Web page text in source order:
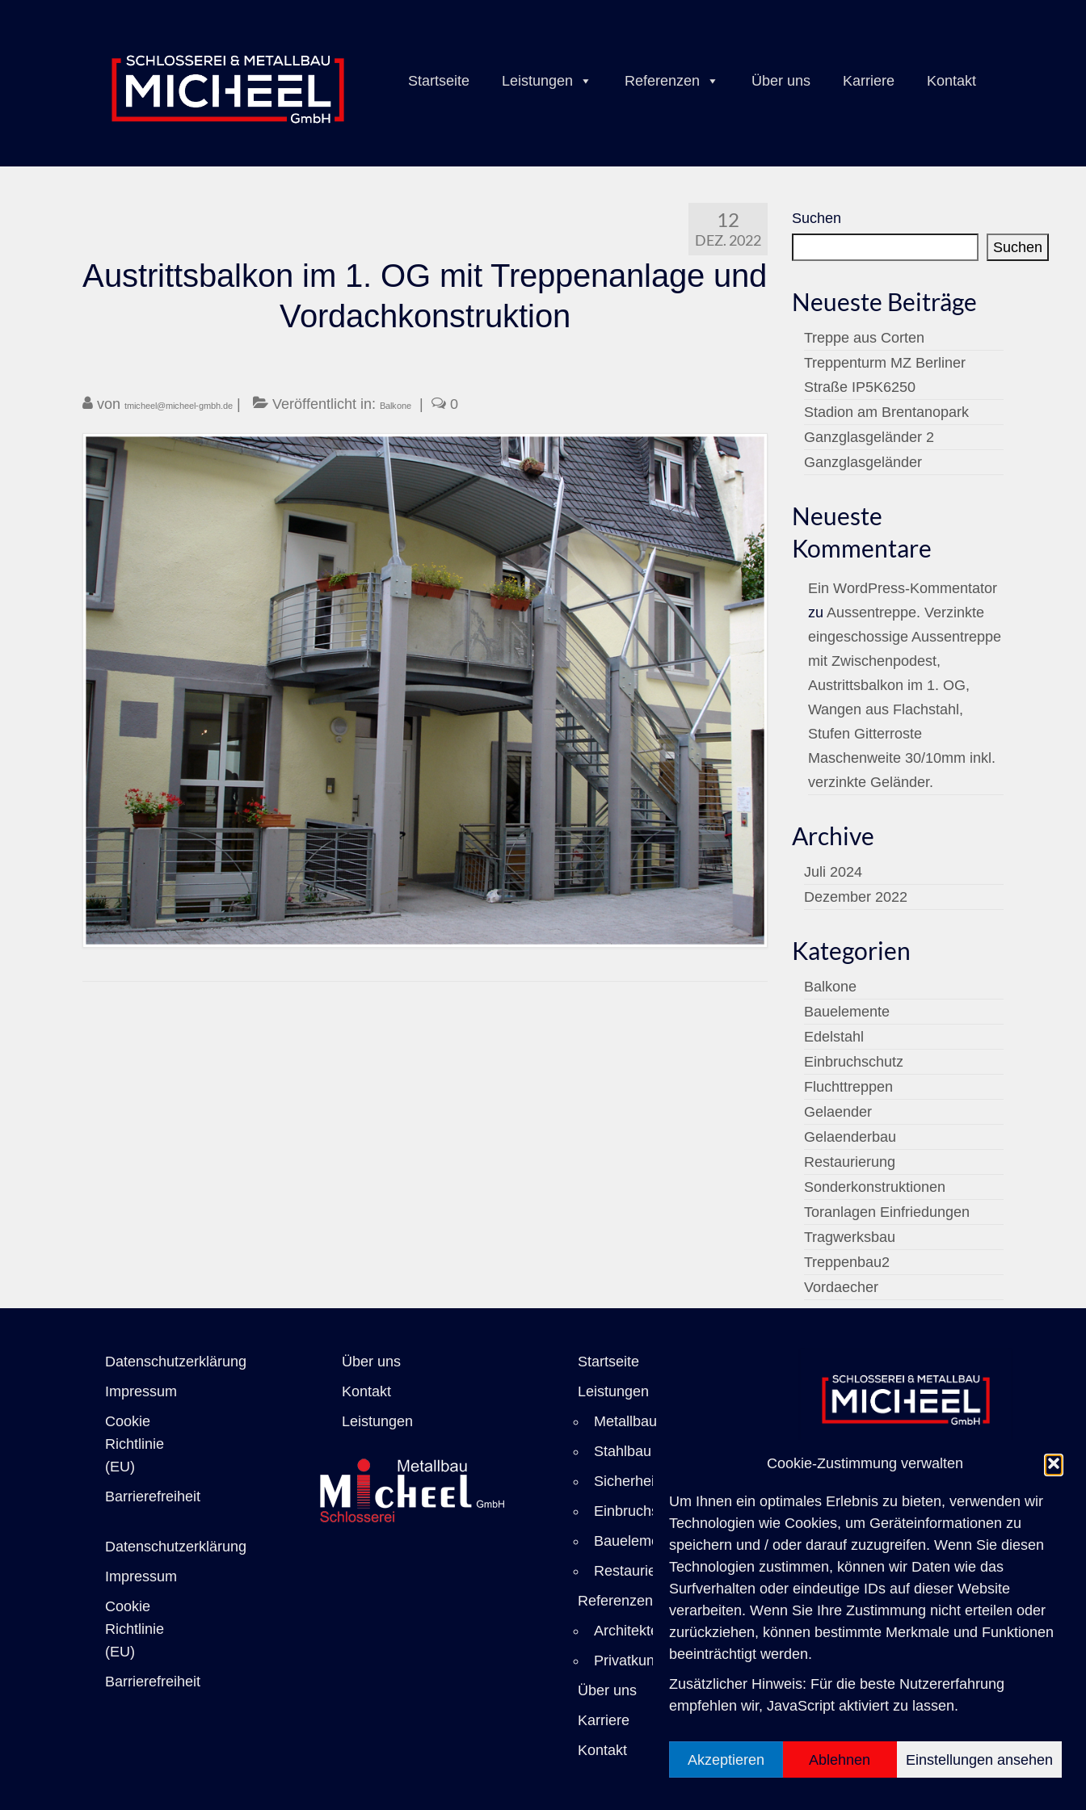
Cookie-Zustimmung verwalten
Um Ihnen ein optimales Erlebnis zu bieten, verwenden wir
Technologien wie Cookies, um Geräteinformationen zu
speichern und / oder darauf zuzugreifen. Wenn Sie diesen
Technologien zustimmen, können wir Daten wie das
Surfverhalten oder eindeutige IDs auf dieser Website
verarbeiten. Wenn Sie Ihre Zustimmung nicht erteilen oder
zurückziehen, können bestimmte Merkmale und Funktionen
beeinträchtigt werden.
Zusätzlicher Hinweis: Für die beste Nutzererfahrung
empfehlen wir, JavaScript aktiviert zu lassen.
Akzeptieren Ablehnen Einstellungen ansehen
Startseite Leistungen Referenzen Über uns Karriere Kontakt
12
DEZ. 2022
Austrittsbalkon im 1. OG mit Treppenanlage und
Vordachkonstruktion
von tmicheel@micheel-gmbh.de Veröffentlicht in: Balkone 0
Suchen
Suchen
Neueste Beiträge
Treppe aus Corten
Treppenturm MZ Berliner
Straße IP5K6250
Stadion am Brentanopark
Ganzglasgeländer 2
Ganzglasgeländer
Neueste
Kommentare
Ein WordPress-Kommentator
zu Aussentreppe. Verzinkte
eingeschossige Aussentreppe
mit Zwischenpodest,
Austrittsbalkon im 1. OG,
Wangen aus Flachstahl,
Stufen Gitterroste
Maschenweite 30/10mm inkl.
verzinkte Geländer.
Archive
Juli 2024
Dezember 2022
Kategorien
Balkone
Bauelemente
Edelstahl
Einbruchschutz
Fluchttreppen
Gelaender
Gelaenderbau
Restaurierung
Sonderkonstruktionen
Toranlagen Einfriedungen
Tragwerksbau
Treppenbau2
Vordaecher
Datenschutzerklärung
Impressum
Cookie
Richtlinie
(EU)
Barrierefreiheit
Datenschutzerklärung
Impressum
Cookie
Richtlinie
(EU)
Barrierefreiheit
Über uns
Kontakt
Leistungen
Startseite
Leistungen
Metallbau
Stahlbau
Sicherheitstechnik
Einbruchschutz
Bauelemente
Restaurierung
Referenzen
Architekten
Privatkunden
Über uns
Karriere
Kontakt